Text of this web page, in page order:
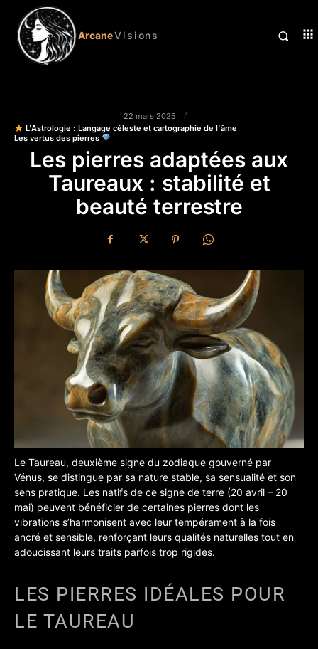
ArcaneVisions
22 mars 2025
L'Astrologie : Langage céleste et cartographie de l'âme
Les vertus des pierres
Les pierres adaptées aux
Taureaux : stabilité et
beauté terrestre
Le Taureau, deuxième signe du zodiaque gouverné par
Vénus, se distingue par sa nature stable, sa sensualité et son
sens pratique. Les natifs de ce signe de terre (20 avril – 20
mai) peuvent bénéficier de certaines pierres dont les
vibrations s’harmonisent avec leur tempérament à la fois
ancré et sensible, renforçant leurs qualités naturelles tout en
adoucissant leurs traits parfois trop rigides.
LES PIERRES IDÉALES POUR
LE TAUREAU